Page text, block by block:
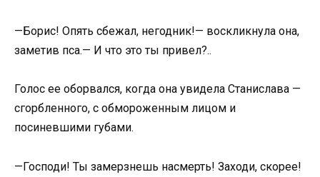
—Борис! Опять сбежал, негодник!— воскликнула она,
заметив пса.— И что это ты привел?..
Голос ее оборвался, когда она увидела Станислава —
сгорбленного, с обмороженным лицом и
посиневшими губами.
—Господи! Ты замерзнешь насмерть! Заходи, скорее!